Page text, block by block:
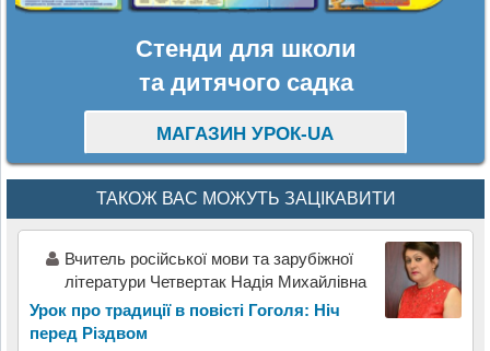
Стенди для школи
та дитячого садка
МАГАЗИН УРОК-UA
ТАКОЖ ВАС МОЖУТЬ ЗАЦІКАВИТИ
Вчитель російської мови та зарубіжної
літератури Четвертак Надія Михайлівна
Урок про традиції в повісті Гоголя: Ніч
перед Різдвом